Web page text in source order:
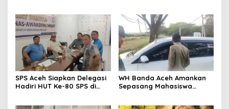
Perlindungan dan
Pengasuhan Terbaik
SPS Aceh Siapkan Delegasi
Hadiri HUT Ke-80 SPS di
WH Banda Aceh Amankan
Sepasang Mahasiswa